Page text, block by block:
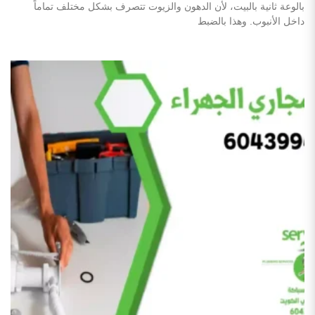
بالوعة ثانية بالبيت، لأن الدهون والزيوت تتصرف بشكل مختلف تماماً
داخل الأنبوب. وهذا بالضبط